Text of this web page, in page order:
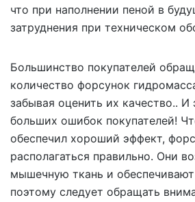
что при наполнении пеной в
затруднения при техническом
Большинство покупателей
количество форсунок
забывая оценить их качество..
больших ошибок покупателей!
обеспечил хороший эффект,
располагаться правильно. Они
мышечную ткань и
поэтому следует обращать